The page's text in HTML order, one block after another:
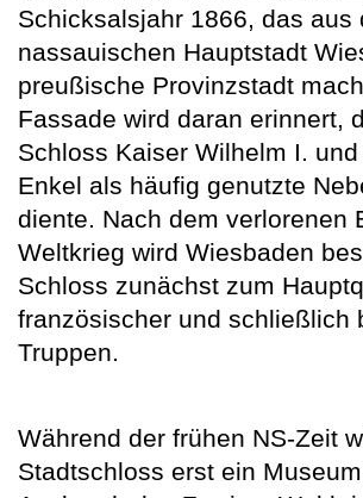
Schicksalsjahr 1866, das aus
nassauischen Hauptstadt
preußische Provinzstadt
Fassade wird daran erinnert,
Schloss Kaiser Wilhelm I.
Enkel als häufig genutzte
diente. Nach dem verlorenen
Weltkrieg wird Wiesbaden
Schloss zunächst zum
französischer und schließlich
Truppen.
Während der frühen NS-Zeit
Stadtschloss erst ein